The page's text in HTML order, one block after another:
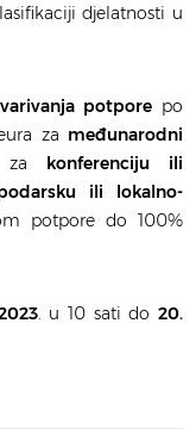
djelatnosti u
potpore po
za međunarodni
konferenciju ili
ili lokalno-
potpore do 100%
3. u 10 sati do20.